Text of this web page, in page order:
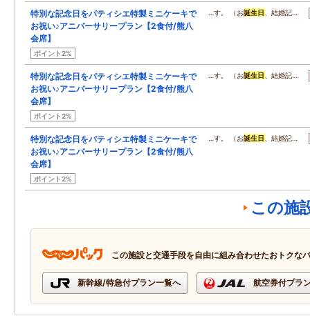
特別な記念日をパティシエ特製ミニケーキで
お祝い♪アニバーサリープラン【2食付/熊八
会席】
ポイント2%
…す。 （お誕生日 、結婚記…
特別な記念日をパティシエ特製ミニケーキで
お祝い♪アニバーサリープラン【2食付/熊八
会席】
ポイント2%
…す。 （お誕生日 、結婚記…
特別な記念日をパティシエ特製ミニケーキで
お祝い♪アニバーサリープラン【2食付/熊八
会席】
ポイント2%
…す。 （お誕生日 、結婚記…
この施
この施設と交通手段を自由に組み合わせたおトクな
新幹線/特急付プラン一覧へ 航空券付プラ